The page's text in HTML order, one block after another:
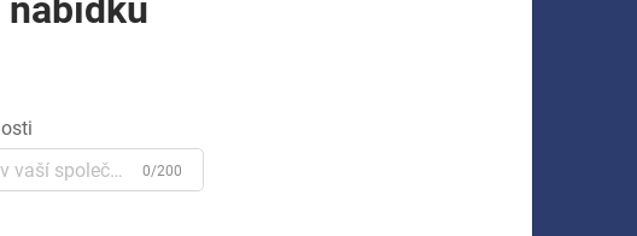
0/200